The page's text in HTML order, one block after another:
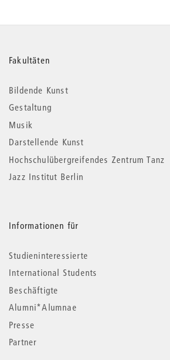
Weitere
Informationen
Fakultäten
Bildende Kunst
Gestaltung
Musik
Darstellende Kunst
Hochschulübergreifendes Zentrum Tanz
Jazz Institut Berlin
Informationen für
Studieninteressierte
International Students
Beschäftigte
Alumni*Alumnae
Presse
Partner